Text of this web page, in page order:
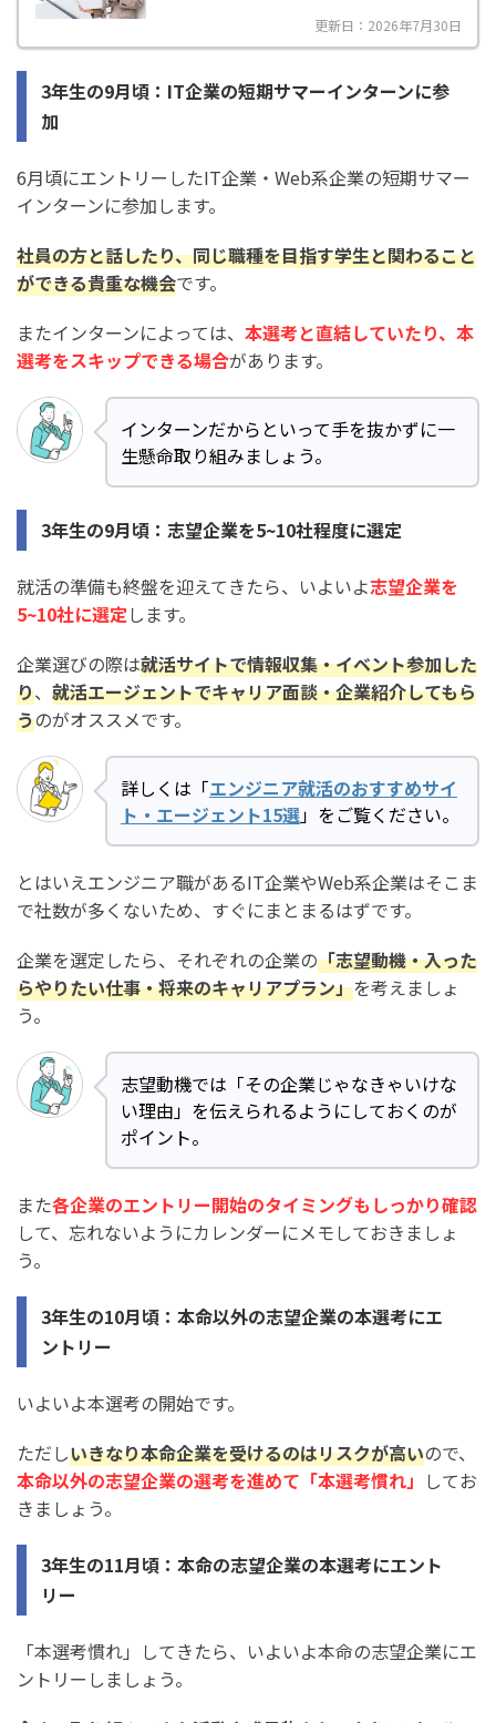
更新日：2026年7月30日
3年生の9月頃：IT企業の短期サマーインターンに参
加
6月頃にエントリーしたIT企業・Web系企業の短期サマー
インターンに参加します。
社員の方と話したり、同じ職種を目指す学生と関わること
ができる貴重な機会です。
またインターンによっては、 本選考と直結していたり、本
選考をスキップできる場合があります。
インターンだからといって手を抜かずに一
生懸命取り組みましょう。
3年生の9月頃：志望企業を5~10社程度に選定
就活の準備も終盤を迎えてきたら、いよいよ志望企業を
5~10社に選定します。
企業選びの際は就活サイトで情報収集・イベント参加した
り、 就活エージェントでキャリア面談・企業紹介してもら
うのがオススメです。
詳しくは「エンジニア就活のおすすめサイ
ト・エージェント15選」をご覧ください。
とはいえエンジニア職があるIT企業やWeb系企業はそこま
で社数が多くないため、すぐにまとまるはずです。
企業を選定したら、それぞれの企業の「志望動機・入った
らやりたい仕事・将来のキャリアプラン」を考えましょ
う。
志望動機では「その企業じゃなきゃいけな
い理由」を伝えられるようにしておくのが
ポイント。
また各企業のエントリー開始のタイミングもしっかり確認
して、忘れないようにカレンダーにメモしておきましょ
う。
3年生の10月頃：本命以外の志望企業の本選考にエ
ントリー
いよいよ本選考の開始です。
ただしいきなり本命企業を受けるのはリスクが高いので、
本命以外の志望企業の選考を進めて「本選考慣れ」 してお
きましょう。
3年生の11月頃：本命の志望企業の本選考にエント
リー
「本選考慣れ」してきたら、いよいよ本命の志望企業にエ
ントリーしましょう。